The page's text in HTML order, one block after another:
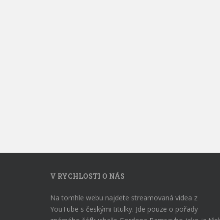
V RYCHLOSTI O NÁS
Na tomhle webu najdete streamovaná videa z
YouTube s českými titulky. Jde pouze o pořady